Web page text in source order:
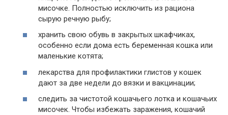
мисочке. Полностью исключить из рациона
сырую речную рыбу;
хранить свою обувь в закрытых шкафчиках,
особенно если дома есть беременная кошка или
маленькие котята;
лекарства для профилактики глистов у кошек
дают за две недели до вязки и вакцинации;
следить за чистотой кошачьего лотка и кошачьих
мисочек. Чтобы избежать заражения, кошачий